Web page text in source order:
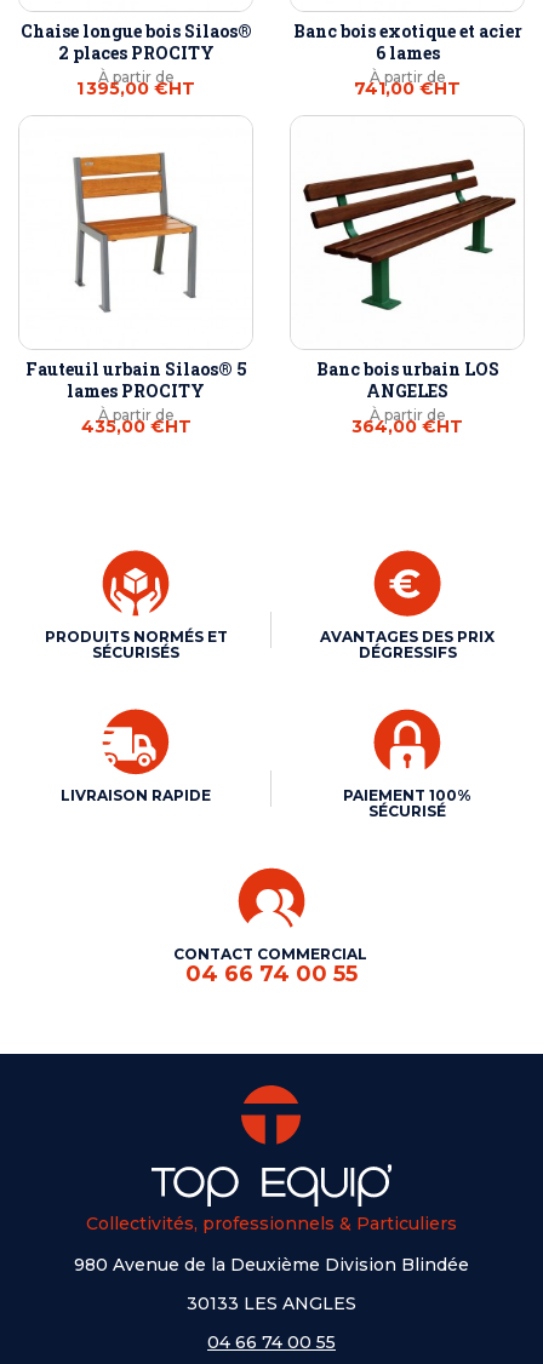
Chaise longue bois Silaos®
2 places PROCITY
À partir de
1 395,00 €HT
Banc bois exotique et acier
6 lames
À partir de
741,00 €HT
Fauteuil urbain Silaos® 5
lames PROCITY
À partir de
435,00 €HT
Banc bois urbain LOS
ANGELES
À partir de
364,00 €HT
PRODUITS NORMÉS ET
SÉCURISÉS
AVANTAGES DES PRIX
DÉGRESSIFS
LIVRAISON RAPIDE
PAIEMENT 100%
SÉCURISÉ
CONTACT COMMERCIAL
04 66 74 00 55
Collectivités, professionnels & Particuliers
980 Avenue de la Deuxième Division Blindée
30133 LES ANGLES
04 66 74 00 55